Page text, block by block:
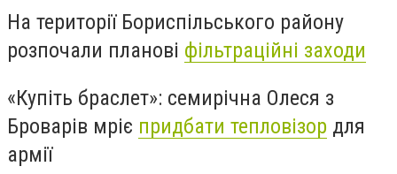
На території Бориспільського району
розпочали планові фільтраційні заходи
«Купіть браслет»: семирічна Олеся з
Броварів мріє придбати тепловізор для
армії